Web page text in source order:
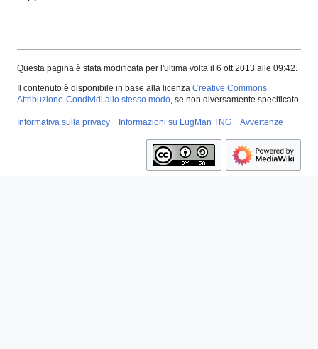
Questa pagina è stata modificata per l'ultima volta il 6 ott 2013 alle 09:42.
Il contenuto è disponibile in base alla licenza Creative Commons
Attribuzione-Condividi allo stesso modo, se non diversamente specificato.
Informativa sulla privacy Informazioni su LugMan TNG Avvertenze